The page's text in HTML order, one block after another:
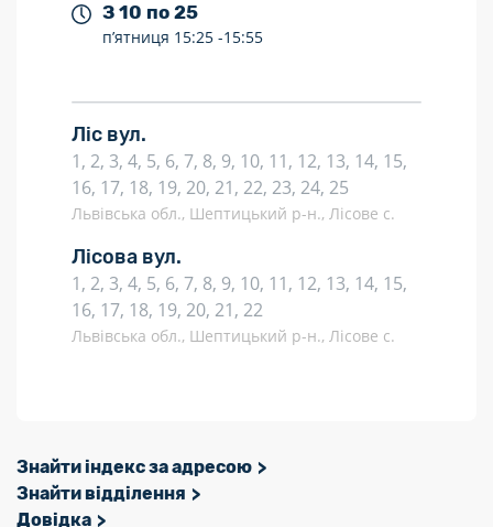
З 10 по 25
п’ятниця 15:25 -15:55
Ліс вул.
1, 2, 3, 4, 5, 6, 7, 8, 9, 10, 11, 12, 13, 14, 15,
16, 17, 18, 19, 20, 21, 22, 23, 24, 25
Львівська обл., Шептицький р-н., Лісове с.
Лісова вул.
1, 2, 3, 4, 5, 6, 7, 8, 9, 10, 11, 12, 13, 14, 15,
16, 17, 18, 19, 20, 21, 22
Львівська обл., Шептицький р-н., Лісове с.
Знайти індекс за адресою
Знайти відділення
Довідка